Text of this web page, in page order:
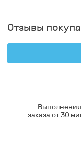
Отзывы
Выполнения
заказа от 30